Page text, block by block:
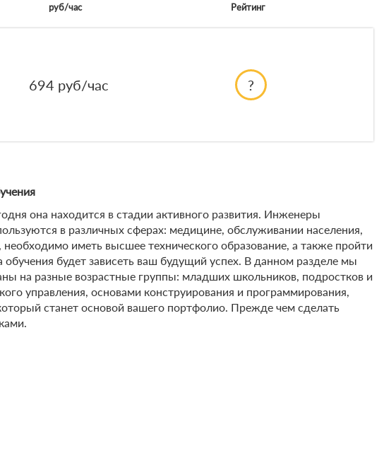
руб/час Рейтинг
694 руб/час ?
она находится в стадии активного развития. Инженеры
в различных сферах: медицине, обслуживании населения,
иметь высшее технического образование, а также пройти
будет зависеть ваш будущий успех. В данном разделе мы
на разные возрастные группы: младших школьников, подростков и
управления, основами конструирования и программирования,
станет основой вашего портфолио. Прежде чем сделать